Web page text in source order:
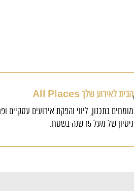
הבית לאירוע שלך All Places
מומחים בתכנון, ליווי והפקת אירועים עסקיים
ניסיון של מעל 15 שנה בשטח.